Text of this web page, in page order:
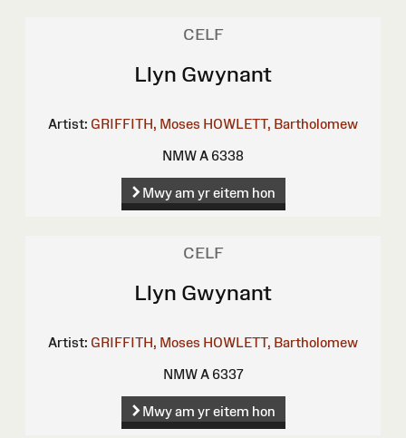
CELF
Llyn Gwynant
Artist: GRIFFITH, Moses HOWLETT, Bartholomew
NMW A 6338
Mwy am yr eitem hon
CELF
Llyn Gwynant
Artist: GRIFFITH, Moses HOWLETT, Bartholomew
NMW A 6337
Mwy am yr eitem hon